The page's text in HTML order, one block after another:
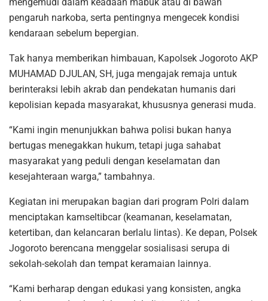
pengaruh narkoba, serta pentingnya mengecek kondisi
kendaraan sebelum bepergian.
Tak hanya memberikan himbauan, Kapolsek Jogoroto AKP
MUHAMAD DJULAN, SH, juga mengajak remaja untuk
berinteraksi lebih akrab dan pendekatan humanis dari
kepolisian kepada masyarakat, khususnya generasi muda.
“Kami ingin menunjukkan bahwa polisi bukan hanya
bertugas menegakkan hukum, tetapi juga sahabat
masyarakat yang peduli dengan keselamatan dan
kesejahteraan warga,” tambahnya.
Kegiatan ini merupakan bagian dari program Polri dalam
menciptakan kamseltibcar (keamanan, keselamatan,
ketertiban, dan kelancaran berlalu lintas). Ke depan, Polsek
Jogoroto berencana menggelar sosialisasi serupa di
sekolah-sekolah dan tempat keramaian lainnya.
“Kami berharap dengan edukasi yang konsisten, angka